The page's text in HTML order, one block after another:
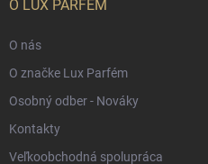
O LUX PARFÉM
O nás
O značke Lux Parfém
Osobný odber - Nováky
Kontakty
Veľkoobchodná spolupráca